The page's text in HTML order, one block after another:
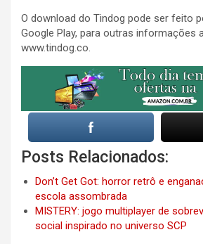
O download do Tindog pode ser feito
Google Play, para outras informações
www.tindog.co.
Posts Relacionados:
Don’t Get Got: horror retrô e
escola assombrada
MISTERY: jogo multiplayer de
social inspirado no universo SCP